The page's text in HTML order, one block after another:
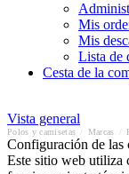
Mis
Mis
Lista de
Cesta de la
Vista general
Polos y camisetas Marcas
Configuración de las
Este sitio web utiliza